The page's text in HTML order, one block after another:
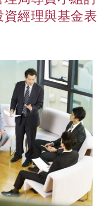
經理與基金表